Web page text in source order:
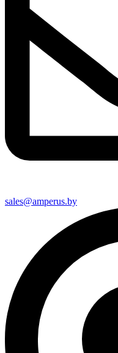
sales@amperus.by